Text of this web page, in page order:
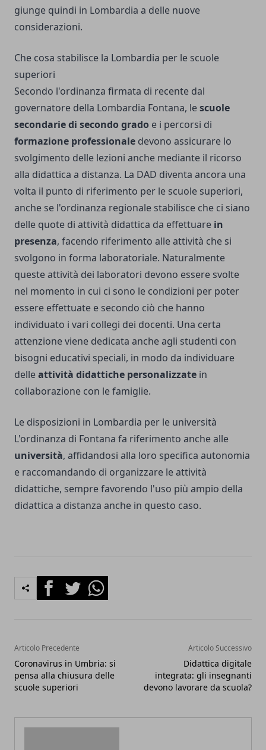
giunge quindi in Lombardia a delle nuove
considerazioni.
Che cosa stabilisce la Lombardia per le scuole
superiori
Secondo l'ordinanza firmata di recente dal
governatore della Lombardia Fontana, lescuole
secondarie di secondo grado e i percorsi di
formazione professionale devono assicurare lo
svolgimento delle lezioni anche mediante il ricorso
alla didattica a distanza. La DAD diventa ancora una
volta il punto di riferimento per le scuole superiori,
anche se l'ordinanza regionale stabilisce che ci siano
delle quote di attività didattica da effettuare in
presenza, facendo riferimento alle attività che si
svolgono in forma laboratoriale. Naturalmente
queste attività dei laboratori devono essere svolte
nel momento in cui ci sono le condizioni per poter
essere effettuate e secondo ciò che hanno
individuato i vari collegi dei docenti. Una certa
attenzione viene dedicata anche agli studenti con
bisogni educativi speciali, in modo da individuare
delleattività didattiche personalizzate in
collaborazione con le famiglie.
Le disposizioni in Lombardia per le università
L'ordinanza di Fontana fa riferimento anche alle
università, affidandosi alla loro specifica autonomia
e raccomandando di organizzare le attività
didattiche, sempre favorendo l'uso più ampio della
didattica a distanza anche in questo caso.
FacebookTwitterWhatsapp
Articolo Precedente
Coronavirus in Umbria: si
pensa alla chiusura delle
scuole superiori
Articolo Successivo
Didattica digitale
integrata: gli insegnanti
devono lavorare da scuola?